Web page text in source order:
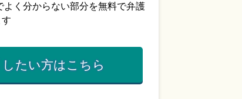
したい方はこちら